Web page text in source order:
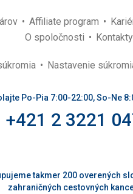
Affiliate program
O spoločnosti
Kontakty
Nastavenie
Po-Pia 7:00-22:00, So-Ne
+421 2 3221
takmer 200 overených
zahraničných cestovných